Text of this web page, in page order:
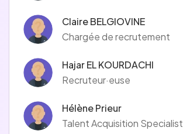
Claire BELGIOVINE
Chargée de recrutement
Hajar EL KOURDACHI
Recruteur·euse
Hélène Prieur
Talent Acquisition Specialist